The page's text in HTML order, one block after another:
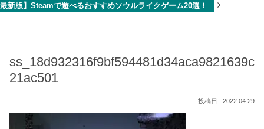
最新版】Steamで遊べるおすすめソウルライクゲーム20選！
ss_18d932316f9bf594481d34aca9821639c
21ac501
2022.04.29